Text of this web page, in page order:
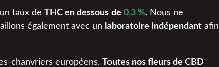
taux de THC en dessous de 0,3 %. Nous ne
également avec un laboratoire indépendant afin
chanvriers européens. Toutes nos fleurs de CBD